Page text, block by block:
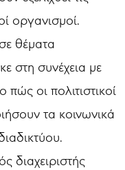
οργανισμοί.
θέματα
στη συνέχεια με
οι πολιτιστικοί
τα κοινωνικά
διαχειριστής